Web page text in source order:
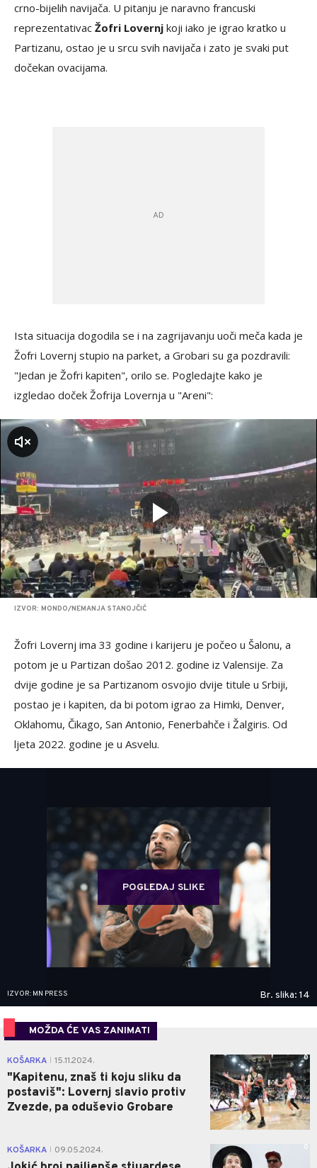
crno-bijelih navijača. U pitanju je naravno francuski
reprezentativac Žofri Lovernj koji iako je igrao kratko u
Partizanu, ostao je u srcu svih navijača i zato je svaki put
dočekan ovacijama.
Ista situacija dogodila se i na zagrijavanju uoči meča kada je
Žofri Lovernj stupio na parket, a Grobari su ga pozdravili:
"Jedan je Žofri kapiten", orilo se. Pogledajte kako je
izgledao doček Žofrija Lovernja u "Areni":
IZVOR: MONDO/NEMANJA STANOJČIĆ
Žofri Lovernj ima 33 godine i karijeru je počeo u Šalonu, a
potom je u Partizan došao 2012. godine iz Valensije. Za
dvije godine je sa Partizanom osvojio dvije titule u Srbiji,
postao je i kapiten, da bi potom igrao za Himki, Denver,
Oklahomu, Čikago, San Antonio, Fenerbahče i Žalgiris. Od
ljeta 2022. godine je u Asvelu.
POGLEDAJ SLIKE
IZVOR: MN PRESS Br. slika: 14
MOŽDA ĆE VAS ZANIMATI
KOŠARKA 15.11.2024.
"Kapitenu, znaš ti koju sliku da
postaviš": Lovernj slavio protiv
Zvezde, pa oduševio Grobare
0
KOŠARKA 09.05.2024. 0